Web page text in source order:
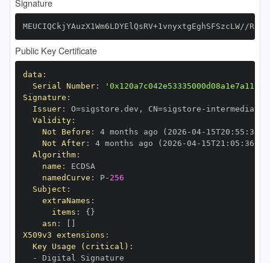
MEUCIQCkjYAuzX1Wm6LDYElQsRV+1vnyxtgEghSFSzcLW//
Public Key Certificate
data :
Serial Number:
Signature :
Issuer: O=sigstore.dev , CN=sigstore -
Validity:
Not Before : 4 months ago (2026 -04- 15T20 : 55 :
Not After: 4 months ago (2026 -04- 15T21 : 05 : 36+00
Algorithm:
name :
namedCurve : P- 256
Subject :
extraNames :
items : { }
asn :
X509v3 extensions :
Key Usage (critical) :
-